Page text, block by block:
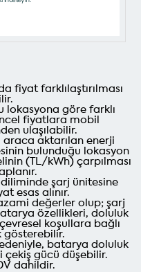
fiyat farklılaştırılması
lokasyona göre farklı
fiyatlara mobil
ulaşılabilir.
aktarılan enerji
bulunduğu lokasyon
(TL/kWh) çarpılması
şarj ünitesine
esas alınır.
değerler olup; şarj
özellikleri, doluluk
koşullara bağlı
gösterebilir.
batarya doluluk
çekiş gücü düşebilir.
dahildir.